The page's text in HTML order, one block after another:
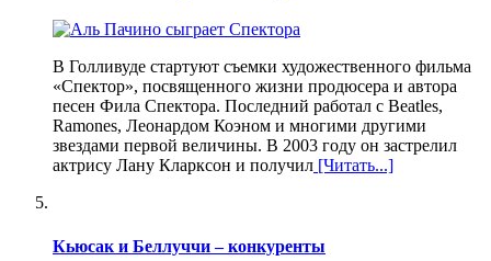
В Голливуде стартуют съемки художественного фильма
«Спектор», посвященного жизни продюсера и автора
песен Фила Спектора. Последний работал с Beatles,
Ramones, Леонардом Коэном и многими другими
звездами первой величины. В 2003 году он застрелил
актрису Лану Кларксон и получил [Читать...]
Кьюсак и Беллуччи – конкуренты